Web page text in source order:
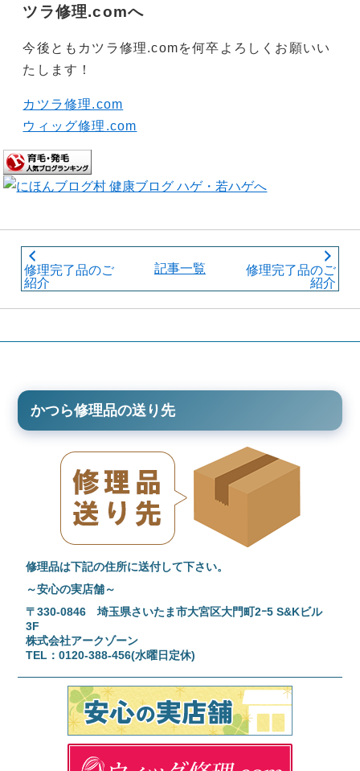
ツラ修理.comへ
今後ともカツラ修理.comを何卒よろしくお願いい
たします！
カツラ修理.com
ウィッグ修理.com
修理完了品のご
紹介
記事一覧
修理完了品のご
紹介
かつら修理品の送り先
修理品は下記の住所に送付して下さい。
～安心の実店舗～
〒330-0846 埼玉県さいたま市大宮区大門町2ｰ5 S&Kビル
3F
株式会社アークゾーン
TEL：0120-388-456(水曜日定休)